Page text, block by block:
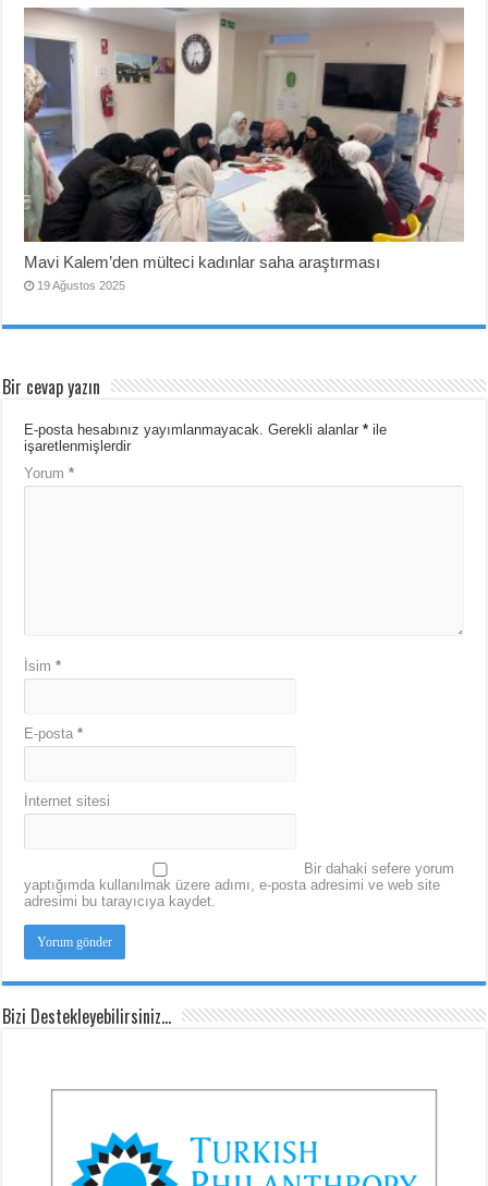
Mavi Kalem’den mülteci kadınlar saha araştırması
19 Ağustos 2025
Bir cevap yazın
E-posta hesabınız yayımlanmayacak. Gerekli alanlar* ile
işaretlenmişlerdir
Yorum*
İsim*
E-posta*
İnternet sitesi
Bir dahaki sefere yorum
yaptığımda kullanılmak üzere adımı, e-posta adresimi ve web site
adresimi bu tarayıcıya kaydet.
Bizi Destekleyebilirsiniz…